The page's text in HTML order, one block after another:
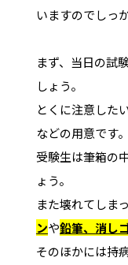
いますのでしっ
まず、当日の試
しょう。
とくに注意した
などの用意です。
受験生は筆箱の
ょう。
また壊れてしま
ンや鉛筆、消し
そのほかには持